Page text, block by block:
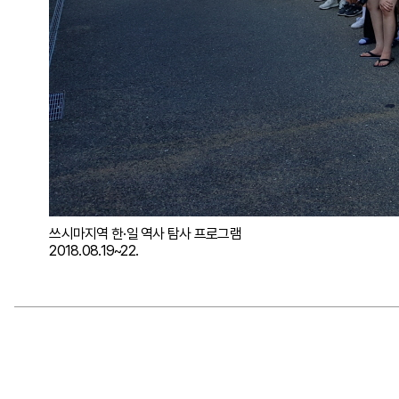
쓰시마지역 한·일 역사 탐사 프로그램
2018.08.19~22.